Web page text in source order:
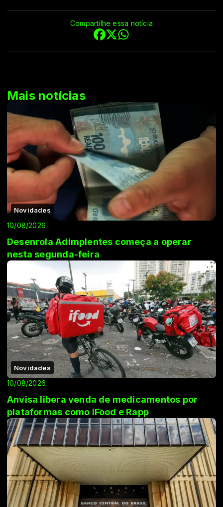
Compartilhe essa notícia
Mais notícias
Novidades
10/08/2026
Desenrola Adimplentes começa a operar
nesta segunda-feira
Novidades
10/08/2026
Anvisa libera venda de medicamentos por
plataformas como iFood e Rapp